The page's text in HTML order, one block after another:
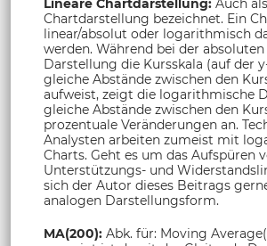
Lineare Chartdarstellung: Auch
Chartdarstellung bezeichnet. Ein
linear/absolut oder logarithmisch
werden. Während bei der
Darstellung die Kursskala (auf der
gleiche Abstände zwischen den
aufweist, zeigt die logarithmische
gleiche Abstände zwischen den
prozentuale Veränderungen an.
Analysten arbeiten zumeist mit
Charts. Geht es um das Aufspüren
Unterstützungs- und
sich der Autor dieses Beitrags
analogen Darstellungsform.
MA(200): Abk. für: Moving